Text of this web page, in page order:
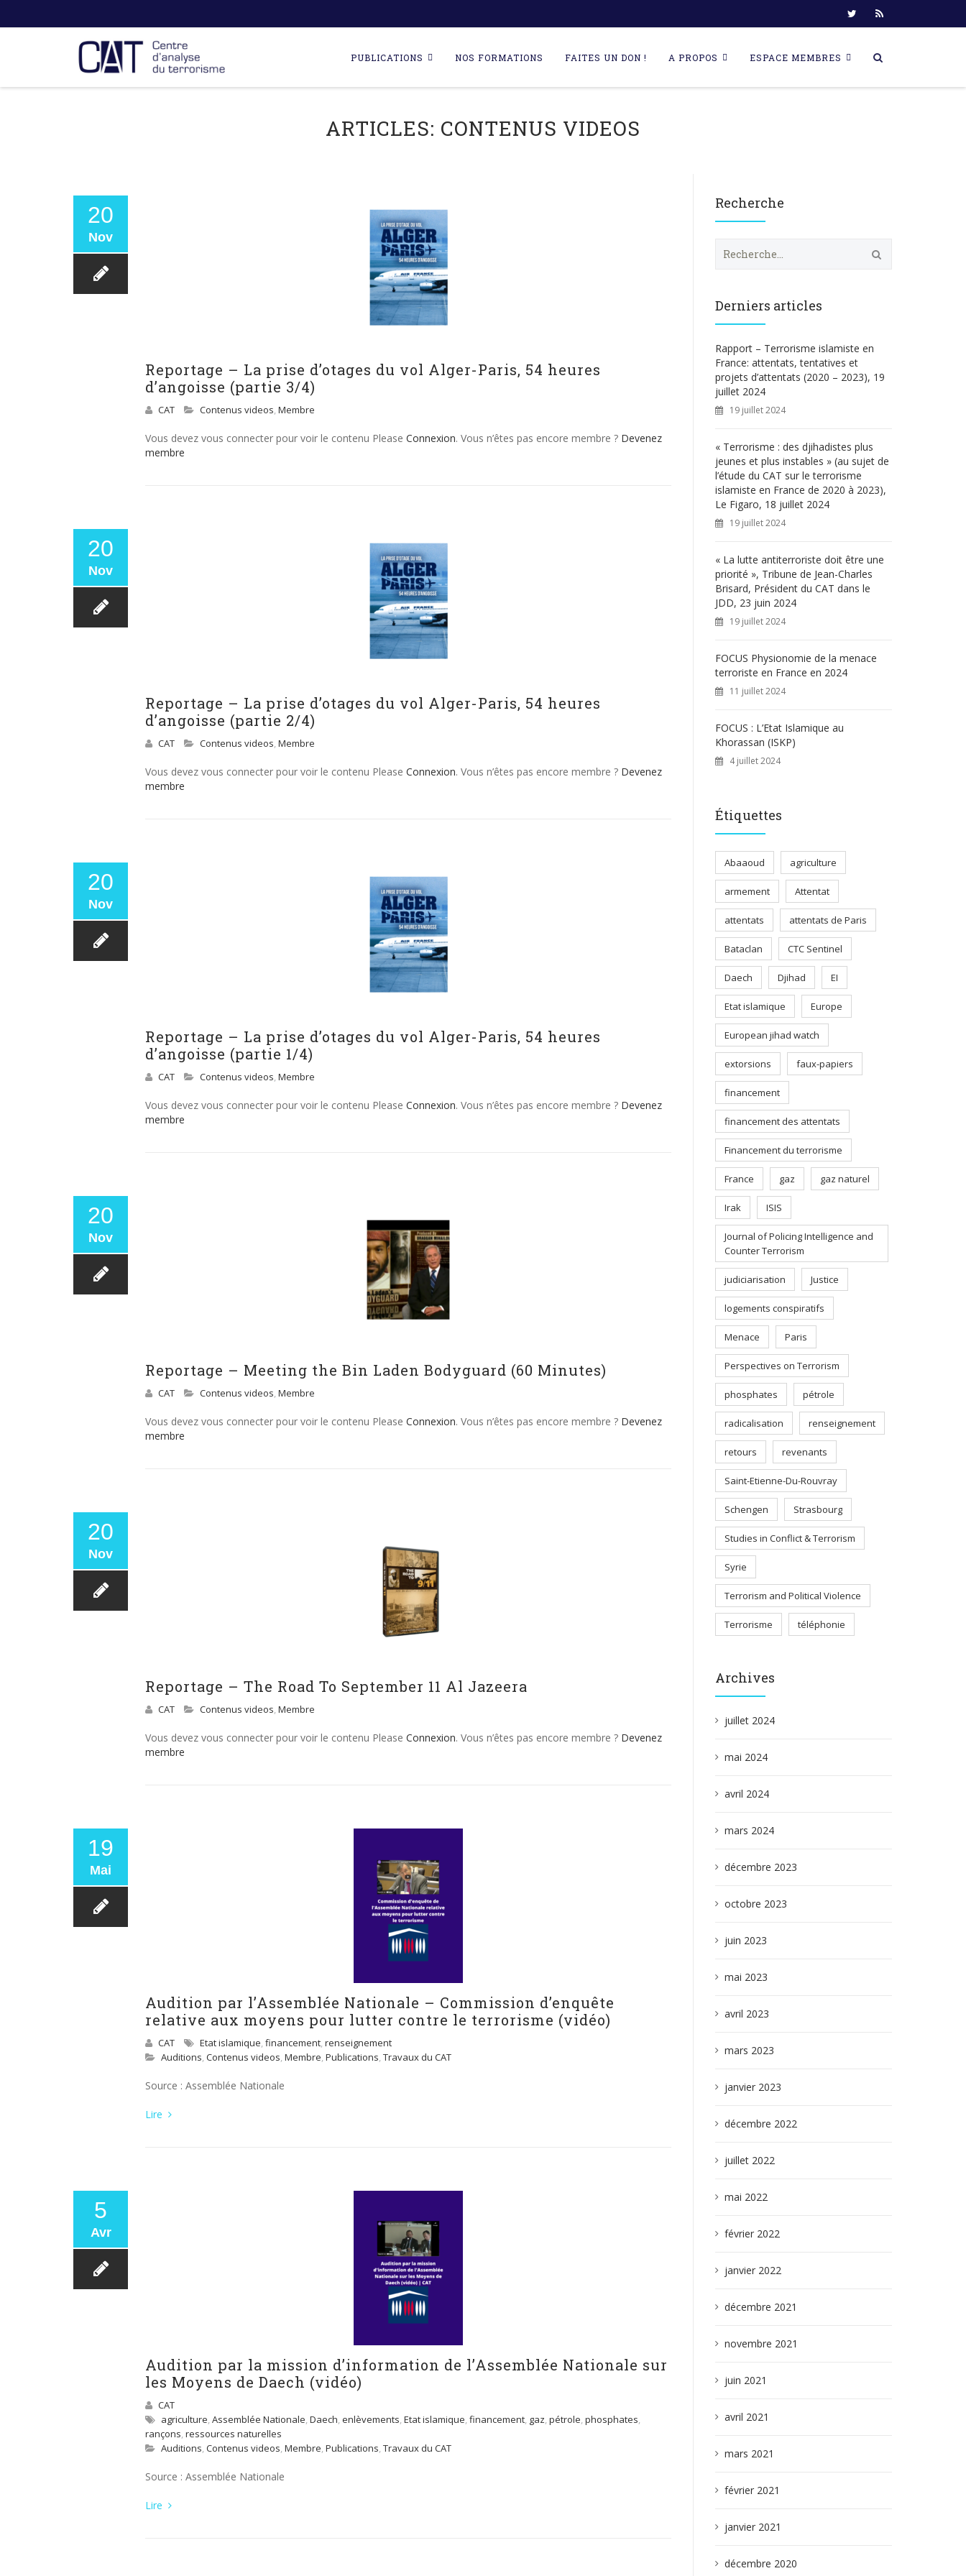
content
PUBLICATIONS NOS FORMATIONS FAITES UN DON ! A PROPOS ESPACE MEMBRES
ARTICLES: CONTENUS VIDEOS
20
Nov
Reportage – La prise d’otages du vol Alger-Paris, 54 heures
d’angoisse (partie 3/4)
CAT Contenus videos, Membre
Vous devez vous connecter pour voir le contenu Please Connexion. Vous n’êtes pas encore membre ? Devenez
membre
20
Nov
Reportage – La prise d’otages du vol Alger-Paris, 54 heures
d’angoisse (partie 2/4)
CAT Contenus videos, Membre
Vous devez vous connecter pour voir le contenu Please Connexion. Vous n’êtes pas encore membre ? Devenez
membre
20
Nov
Reportage – La prise d’otages du vol Alger-Paris, 54 heures
d’angoisse (partie 1/4)
CAT Contenus videos, Membre
Vous devez vous connecter pour voir le contenu Please Connexion. Vous n’êtes pas encore membre ? Devenez
membre
20
Nov
Reportage – Meeting the Bin Laden Bodyguard (60 Minutes)
CAT Contenus videos, Membre
Vous devez vous connecter pour voir le contenu Please Connexion. Vous n’êtes pas encore membre ? Devenez
membre
20
Nov
Reportage – The Road To September 11 Al Jazeera
CAT Contenus videos, Membre
Vous devez vous connecter pour voir le contenu Please Connexion. Vous n’êtes pas encore membre ? Devenez
membre
19
Mai
Audition par l’Assemblée Nationale – Commission d’enquête
relative aux moyens pour lutter contre le terrorisme (vidéo)
CAT Etat islamique, financement, renseignement
Auditions, Contenus videos, Membre, Publications, Travaux du CAT
Source : Assemblée Nationale
Lire
5
Avr
Audition par la mission d’information de l’Assemblée Nationale sur
les Moyens de Daech (vidéo)
CAT
agriculture, Assemblée Nationale, Daech, enlèvements, Etat islamique, financement, gaz, pétrole, phosphates,
rançons, ressources naturelles
Auditions, Contenus videos, Membre, Publications, Travaux du CAT
Source : Assemblée Nationale
Lire
Recherche
e
h
e
r
:
Derniers articles
Rapport – Terrorisme islamiste en
France: attentats, tentatives et
projets d’attentats (2020 – 2023), 19
juillet 2024
19 juillet 2024
« Terrorisme : des djihadistes plus
jeunes et plus instables » (au sujet de
l’étude du CAT sur le terrorisme
islamiste en France de 2020 à 2023),
Le Figaro, 18 juillet 2024
19 juillet 2024
« La lutte antiterroriste doit être une
priorité », Tribune de Jean-Charles
Brisard, Président du CAT dans le
JDD, 23 juin 2024
19 juillet 2024
FOCUS Physionomie de la menace
terroriste en France en 2024
11 juillet 2024
FOCUS : L’Etat Islamique au
Khorassan (ISKP)
4 juillet 2024
Étiquettes
Abaaoud agriculture
armement Attentat
attentats attentats de Paris
Bataclan CTC Sentinel
Daech Djihad EI
Etat islamique Europe
European jihad watch
extorsions faux-papiers
financement
financement des attentats
Financement du terrorisme
France gaz gaz naturel
Irak ISIS
Journal of Policing Intelligence and
Counter Terrorism
judiciarisation Justice
logements conspiratifs
Menace Paris
Perspectives on Terrorism
phosphates pétrole
radicalisation renseignement
retours revenants
Saint-Etienne-Du-Rouvray
Schengen Strasbourg
Studies in Conflict & Terrorism
Syrie
Terrorism and Political Violence
Terrorisme téléphonie
Archives
juillet 2024
mai 2024
avril 2024
mars 2024
décembre 2023
octobre 2023
juin 2023
mai 2023
avril 2023
mars 2023
janvier 2023
décembre 2022
juillet 2022
mai 2022
février 2022
janvier 2022
décembre 2021
novembre 2021
juin 2021
avril 2021
mars 2021
février 2021
janvier 2021
décembre 2020